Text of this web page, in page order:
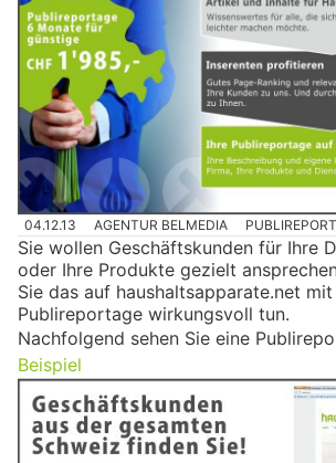
04.12.13 AGENTUR BELMEDIA
Sie wollen Geschäftskunden für Ihre
oder Ihre Produkte gezielt
Sie das auf haushaltsapparate.net
Publireportage wirkungsvoll tun.
Nachfolgend sehen Sie eine
Beispiel